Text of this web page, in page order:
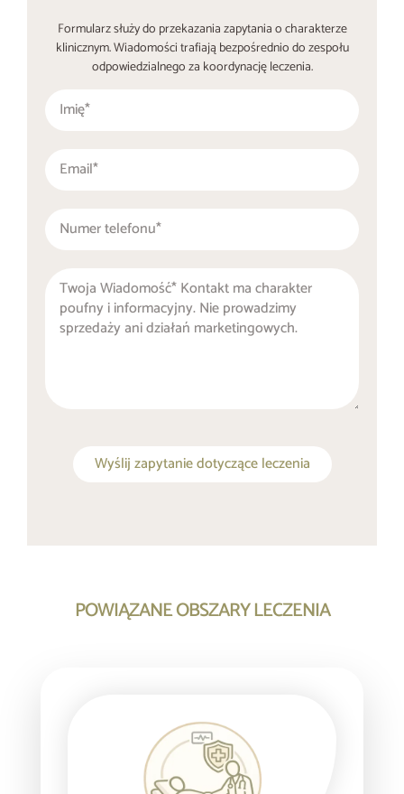
Formularz służy do przekazania zapytania o charakterze
klinicznym. Wiadomości trafiają bezpośrednio do zespołu
odpowiedzialnego za koordynację leczenia.
Wyślij zapytanie dotyczące leczenia
POWIĄZANE OBSZARY LECZENIA